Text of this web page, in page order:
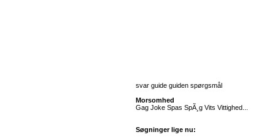
svar guide guiden spørgsmål
Morsomhed
Gag Joke Spas SpÃ¸g Vits Vittighed...
Søgninger lige nu: